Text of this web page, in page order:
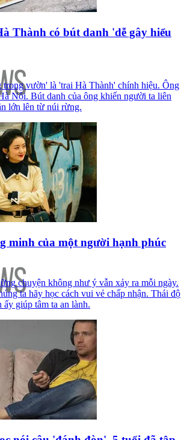
Thành có bút danh 'dễ gây hiểu
trong vườn' là 'trai Hà Thành' chính hiệu. Ông
Nội. Bút danh của ông khiến người ta liên
lớn lên từ núi rừng.
minh của một người hạnh phúc
chuyện không như ý vẫn xảy ra mỗi ngày.
ta hãy học cách vui vẻ chấp nhận. Thái độ
giúp tâm ta an lành.